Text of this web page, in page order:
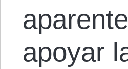
apoyar